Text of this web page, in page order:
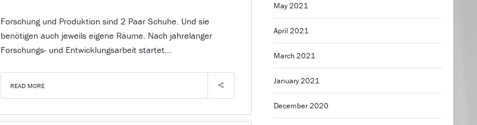
Forschung und Produktion sind 2 Paar Schuhe. Und sie
benötigen auch jeweils eigene Räume. Nach jahrelanger
Forschungs- und Entwicklungsarbeit startet…
READ MORE
May 2021
April 2021
March 2021
January 2021
December 2020